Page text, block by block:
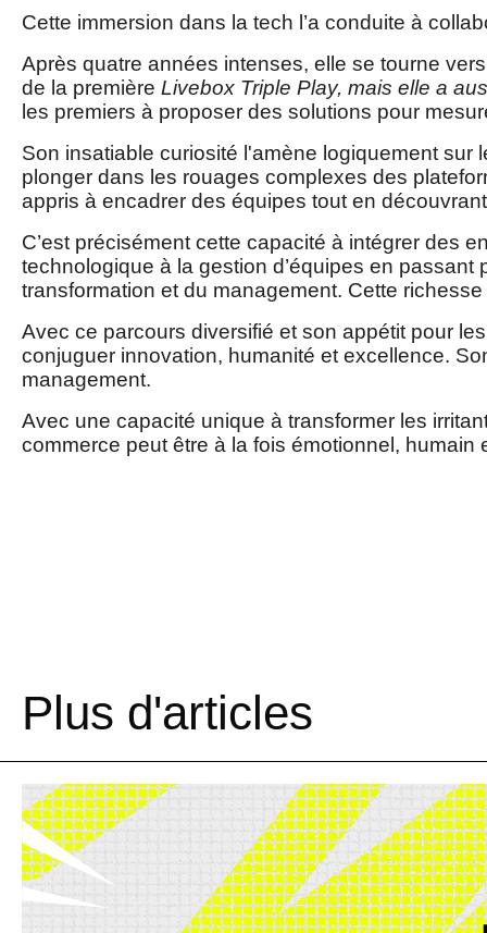
Cette immersion dans la tech l’a conduite à
Après quatre années intenses, elle se tourne
de la première Livebox Triple Play, mais elle a
les premiers à proposer des solutions pour
Son insatiable curiosité l'amène logiquement sur
plonger dans les rouages complexes des
appris à encadrer des équipes tout en
C’est précisément cette capacité à intégrer des
technologique à la gestion d’équipes en
transformation et du management. Cette
Avec ce parcours diversifié et son appétit pour
conjuguer innovation, humanité et excellence.
management.
Avec une capacité unique à transformer les
commerce peut être à la fois émotionnel, humain
Plus d'articles